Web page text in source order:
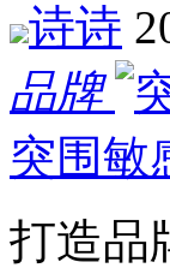
诗诗
品牌
突围敏
打造品